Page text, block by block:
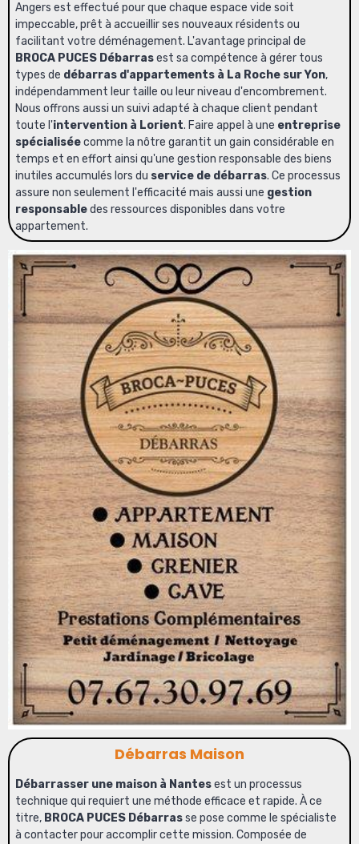
Angers est effectué pour que chaque espace vide soit
impeccable, prêt à accueillir ses nouveaux résidents ou
facilitant votre déménagement. L'avantage principal de
BROCA PUCES Débarrasest sa compétence à gérer tous
types de débarras d'appartements à La Roche sur Yon,
indépendamment leur taille ou leur niveau d'encombrement.
Nous offrons aussi un suivi adapté à chaque client pendant
toute l'intervention à Lorient. Faire appel à une entreprise
spécialiséecomme la nôtre garantit un gain considérable en
temps et en effort ainsi qu'une gestion responsable des biens
inutiles accumulés lors du service de débarras. Ce processus
assure non seulement l'efficacité mais aussi une gestion
responsabledes ressources disponibles dans votre
appartement.
Débarras Maison
Débarrasser une maison à Nantesest un processus
technique qui requiert une méthode efficace et rapide. À ce
titre, BROCA PUCES Débarrasse pose comme le spécialiste
à contacter pour accomplir cette mission. Composée de